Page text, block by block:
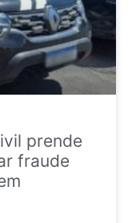
prende
fraude